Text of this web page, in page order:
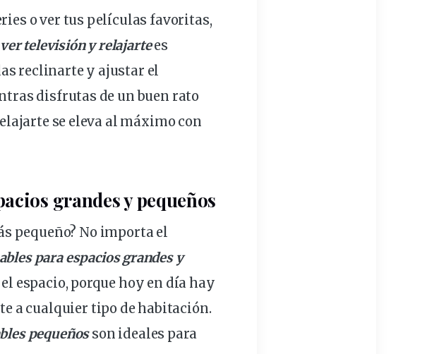
o ver tus películas favoritas,
televisión y relajartees
reclinarte y ajustar el
disfrutas de un buen rato
se eleva al máximo con
grandes ypequeños
pequeño? No importa el
para espacios grandes y
espacio, porque hoy en día hay
a cualquier tipo de habitación.
pequeñosson ideales para